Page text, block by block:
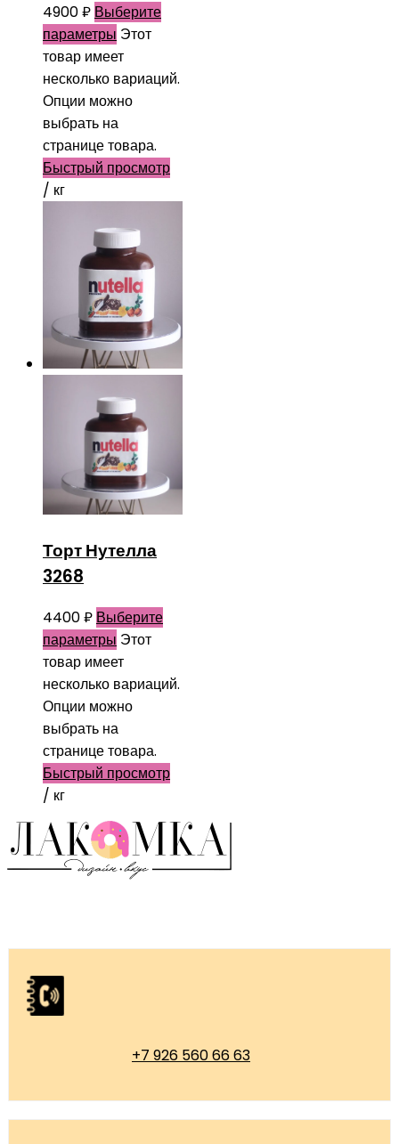
4900₽ Выберите
параметры Этот
товар имеет
несколько вариаций.
Опции можно
выбрать на
странице товара.
Быстрый просмотр
/ кг
Торт Нутелла
3268
4400₽ Выберите
параметры Этот
товар имеет
несколько вариаций.
Опции можно
выбрать на
странице товара.
Быстрый просмотр
/ кг
+7 926 560 66 63